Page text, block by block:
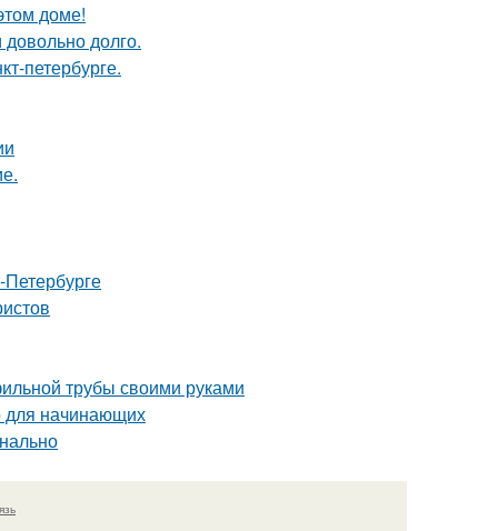
доме!
долго.
петербурге.
трубы своими руками
для начинающих